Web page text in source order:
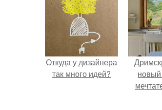
Откуда у дизайнера
так много идей?